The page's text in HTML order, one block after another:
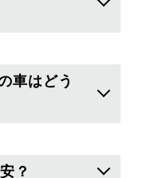
車はどう
？